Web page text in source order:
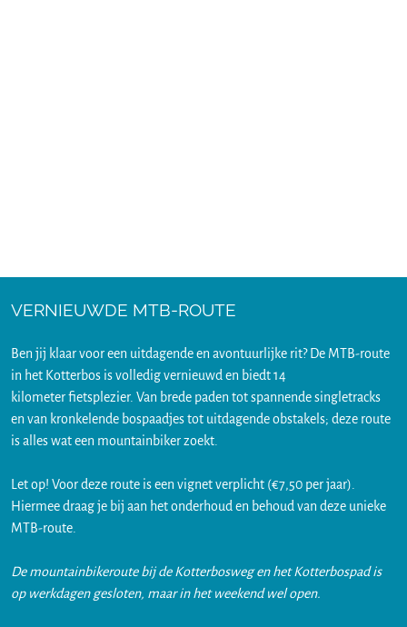
VERNIEUWDE MTB-ROUTE
Ben jij klaar voor een uitdagende en avontuurlijke rit? De MTB-route
in het Kotterbos is volledig vernieuwd en biedt 14
kilometer fietsplezier. Van brede paden tot spannende singletracks
en van kronkelende bospaadjes tot uitdagende obstakels; deze route
is alles wat een mountainbiker zoekt.
Let op! Voor deze route is een vignet verplicht (€7,50 per jaar).
Hiermee draag je bij aan het onderhoud en behoud van deze unieke
MTB-route.
De mountainbikeroute bij de Kotterbosweg en het Kotterbospad is
op werkdagen gesloten, maar in het weekend wel open.